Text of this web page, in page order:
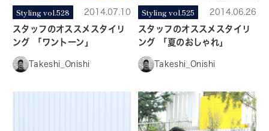
Styling vol.528 2014.07.10
スタッフのオススメスタイリ
ング 「ワントーン」
Takeshi_Onishi
Styling vol.525 2014.06.26
スタッフのオススメスタイリ
ング 「夏のおしゃれ」
Takeshi_Onishi